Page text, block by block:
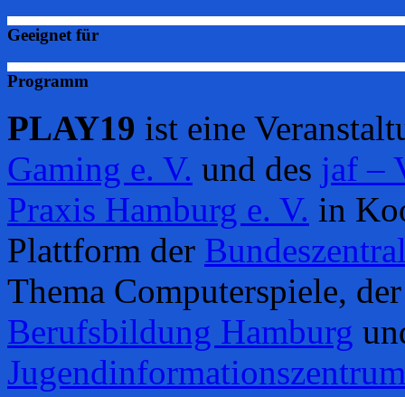
Geeignet für
Programm
PLAY19 ist eine
Gaming e. V. und des jaf –
Praxis Hamburg e. V. in
Plattform der
Thema Computerspiele,
Berufsbildung Hamburg